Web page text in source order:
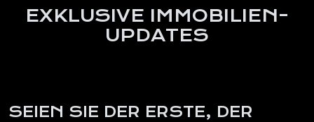
EXKLUSIVE IMMOBILIEN-
UPDATES
SEIEN SIE DER ERSTE, DER